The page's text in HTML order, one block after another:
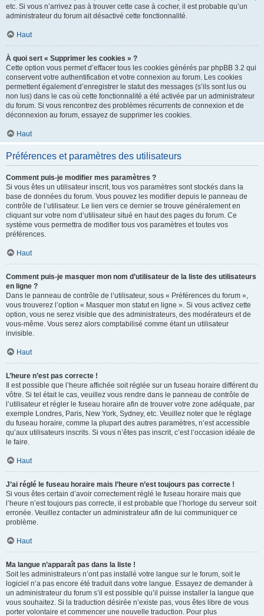
etc. Si vous n’arrivez pas à trouver cette case à cocher, il est probable qu’un
administrateur du forum ait désactivé cette fonctionnalité.
Haut
À quoi sert « Supprimer les cookies » ?
Cette option vous permet d’effacer tous les cookies générés par phpBB 3.2 qui
conservent votre authentification et votre connexion au forum. Les cookies
permettent également d’enregistrer le statut des messages (s’ils sont lus ou
non lus) dans le cas où cette fonctionnalité a été activée par un administrateur
du forum. Si vous rencontrez des problèmes récurrents de connexion et de
déconnexion au forum, essayez de supprimer les cookies.
Haut
Préférences et paramètres des utilisateurs
Comment puis-je modifier mes paramètres ?
Si vous êtes un utilisateur inscrit, tous vos paramètres sont stockés dans la
base de données du forum. Vous pouvez les modifier depuis le panneau de
contrôle de l’utilisateur. Le lien vers ce dernier se trouve généralement en
cliquant sur votre nom d’utilisateur situé en haut des pages du forum. Ce
système vous permettra de modifier tous vos paramètres et toutes vos
préférences.
Haut
Comment puis-je masquer mon nom d’utilisateur de la liste des utilisateurs
en ligne ?
Dans le panneau de contrôle de l’utilisateur, sous « Préférences du forum »,
vous trouverez l’option « Masquer mon statut en ligne ». Si vous activez cette
option, vous ne serez visible que des administrateurs, des modérateurs et de
vous-même. Vous serez alors comptabilisé comme étant un utilisateur
invisible.
Haut
L’heure n’est pas correcte !
Il est possible que l’heure affichée soit réglée sur un fuseau horaire différent du
vôtre. Si tel était le cas, veuillez vous rendre dans le panneau de contrôle de
l’utilisateur et régler le fuseau horaire afin de trouver votre zone adéquate, par
exemple Londres, Paris, New York, Sydney, etc. Veuillez noter que le réglage
du fuseau horaire, comme la plupart des autres paramètres, n’est accessible
qu’aux utilisateurs inscrits. Si vous n’êtes pas inscrit, c’est l’occasion idéale de
le faire.
Haut
J’ai réglé le fuseau horaire mais l’heure n’est toujours pas correcte !
Si vous êtes certain d’avoir correctement réglé le fuseau horaire mais que
l’heure n’est toujours pas correcte, il est probable que l’horloge du serveur soit
erronée. Veuillez contacter un administrateur afin de lui communiquer ce
problème.
Haut
Ma langue n’apparaît pas dans la liste !
Soit les administrateurs n’ont pas installé votre langue sur le forum, soit le
logiciel n’a pas encore été traduit dans votre langue. Essayez de demander à
un administrateur du forum s’il est possible qu’il puisse installer la langue que
vous souhaitez. Si la traduction désirée n’existe pas, vous êtes libre de vous
porter volontaire et commencer une nouvelle traduction. Pour plus